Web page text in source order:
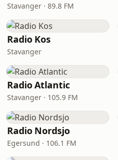
Stavanger · 89.8 FM
Radio Kos
Stavanger
Radio Atlantic
Stavanger · 105.9 FM
Radio Nordsjo
Egersund · 106.1 FM